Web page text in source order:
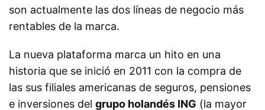
son actualmente las dos líneas de negocio más
rentables de la marca.
La nueva plataforma marca un hito en una
historia que se inició en 2011 con la compra de
las sus filiales americanas de seguros, pensiones
e inversiones del grupo holandés ING (la mayor